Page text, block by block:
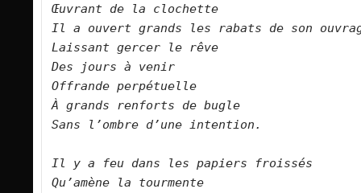
Œuvrant de la clochette
Il a ouvert grands les rabats de son
Laissant gercer le rêve
Des jours à venir
Offrande perpétuelle
À grands renforts de bugle
Sans l’ombre d’une intention.
Il y a feu dans les papiers froissés
Qu’amène la tourmente